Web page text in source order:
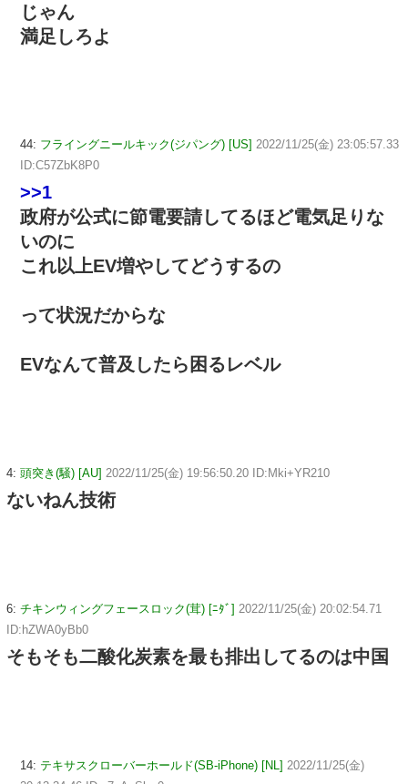
じゃん
満足しろよ
44: フライングニールキック(ジパング) [US] 2022/11/25(金) 23:05:57.33
ID:C57ZbK8P0
>>1
政府が公式に節電要請してるほど電気足りな
いのに
これ以上EV増やしてどうするの
って状況だからな
EVなんて普及したら困るレベル
4: 頭突き(騒) [AU] 2022/11/25(金) 19:56:50.20 ID:Mki+YR210
ないねん技術
6: チキンウィングフェースロック(茸) [ﾆﾀﾞ] 2022/11/25(金) 20:02:54.71
ID:hZWA0yBb0
そもそも二酸化炭素を最も排出してるのは中国
14: テキサスクローバーホールド(SB-iPhone) [NL] 2022/11/25(金)